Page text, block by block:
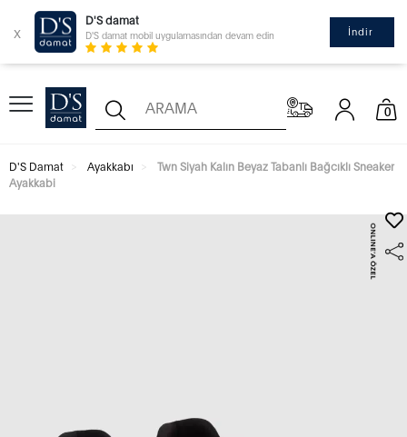
x
D'S damat
D'S damat mobil uygulamasından devam edin İndir
0
D'S Damat Ayakkabı
Twn Siyah Kalın Beyaz Tabanlı Bağcıklı Sneaker
Ayakkabi